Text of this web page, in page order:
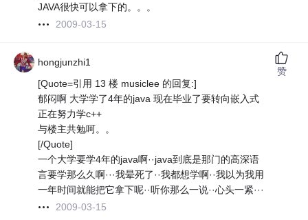
JAVA很快可以拿下的。。。
2009-03-15
hongjunzhi1
[Quote=引用 13 楼 musiclee 的回复:]
郁闷啊 大学学了4年的java 现在毕业了要转向嵌入式
正在努力学c++
与楼主共勉呵。。
[/Quote]
一个大学要学4年的java啊··java到底是那门的高深语
言要学那么久啊···我晕死了··我都想学啊··我以为我用
一年时间就能把它拿下呢··听你那么一说··心头一紧···
2009-03-15
赞